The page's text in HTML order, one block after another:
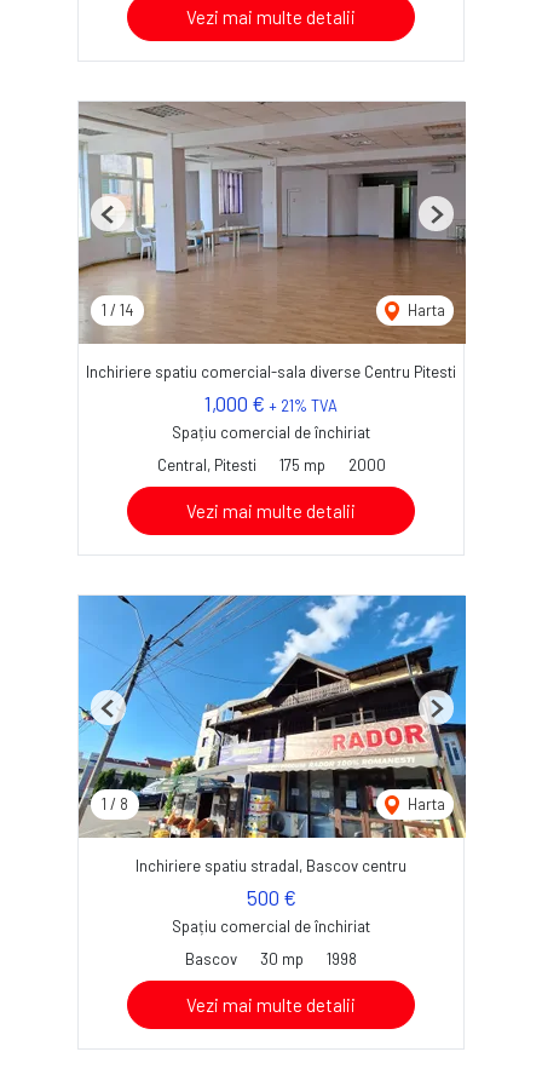
Vezi mai multe detalii
1 / 14 Harta
Previous Next
Inchiriere spatiu comercial-sala diverse Centru Pitesti
1,000 € + 21% TVA
Spațiu comercial de închiriat
Central, Pitesti
175 mp 2000
Vezi mai multe detalii
1 / 8 Harta
Previous Next
Inchiriere spatiu stradal, Bascov centru
500 €
Spațiu comercial de închiriat
Bascov
30 mp 1998
Vezi mai multe detalii